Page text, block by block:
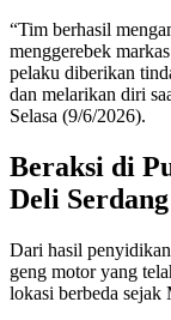
“Tim berhasil
menggerebek
pelaku diberikan
dan melarikan diri
Selasa (9/6/2026).
Beraksi di
Deli Serdang
Dari hasil
geng motor yang
lokasi berbeda sejak